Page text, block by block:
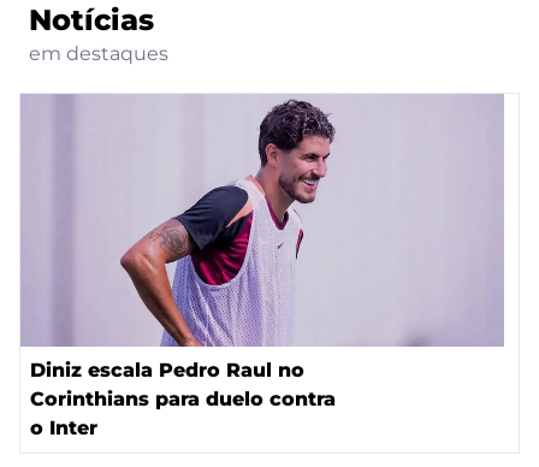
Notícias
em destaques
Diniz escala Pedro Raul no
Corinthians para duelo contra
o Inter